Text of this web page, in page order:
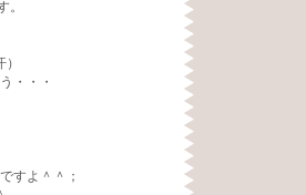
。
・・・
すよ＾＾；